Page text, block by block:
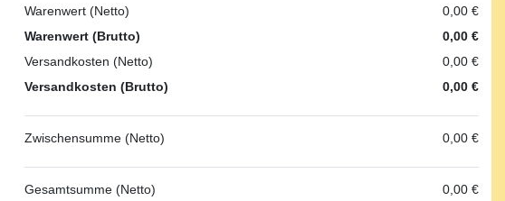
Warenwert (Netto)
0,00 €
Warenwert (Brutto)
0,00 €
Versandkosten (Netto)
0,00 €
Versandkosten (Brutto)
0,00 €
Zwischensumme (Netto) 0,00 €
Gesamtsumme (Netto)
0,00 €